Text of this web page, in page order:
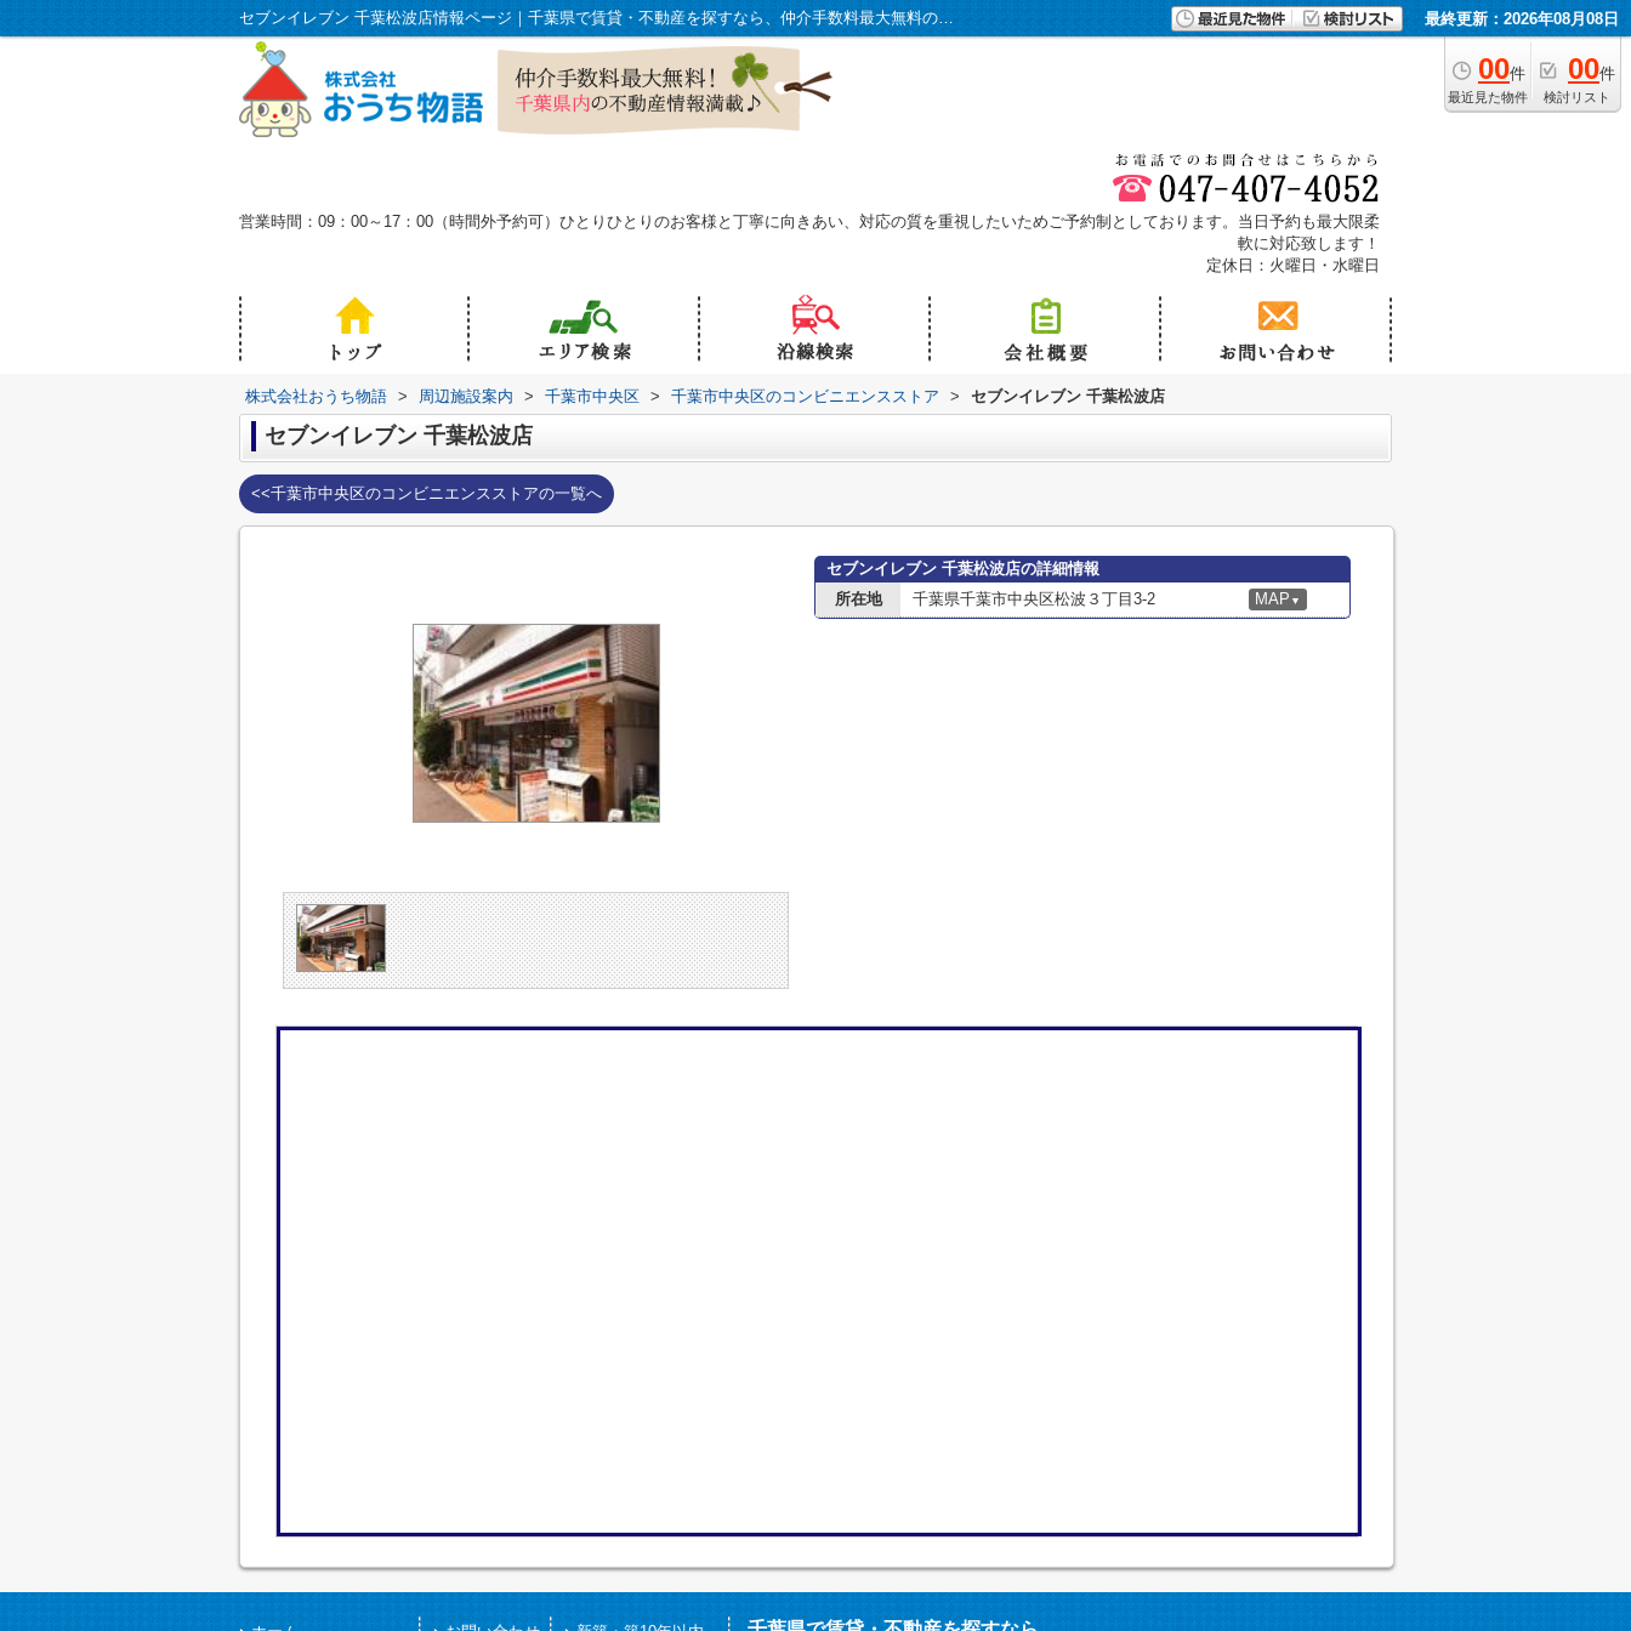
セブンイレブン 千葉松波店情報ページ｜千葉県で賃貸・不動産を探すなら、仲介手数料最大無料の株式会社おうち物語で！ 最終更新：2026年08月08日
00件
最近見た物件
00件
検討リスト
営業時間：09：00～17：00（時間外予約可）ひとりひとりのお客様と丁寧に向きあい、対応の質を重視したいためご予約制としております。当日予約も最大限柔
軟に対応致します！
定休日：火曜日・水曜日
株式会社おうち物語 > 周辺施設案内 > 千葉市中央区 > 千葉市中央区のコンビニエンスストア > セブンイレブン 千葉松波店
セブンイレブン 千葉松波店
<<千葉市中央区のコンビニエンスストアの一覧へ
セブンイレブン 千葉松波店の詳細情報
所在地
千葉県千葉市中央区松波３丁目3-2 MAP ▼